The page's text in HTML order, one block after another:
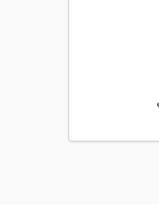
167 كيلو سعرة حرارية